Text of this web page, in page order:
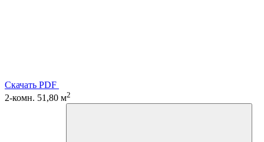
Скачать PDF
2-комн. 51,80 м2